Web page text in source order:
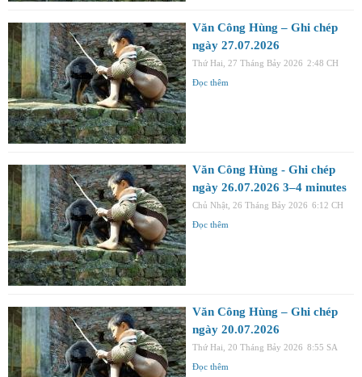
Văn Công Hùng – Ghi chép
ngày 27.07.2026
Thứ Hai, 27 Tháng Bảy 2026 2:48 CH
Đọc thêm
Văn Công Hùng - Ghi chép
ngày 26.07.2026 3–4 minutes
Chủ Nhật, 26 Tháng Bảy 2026 6:12 CH
Đọc thêm
Văn Công Hùng – Ghi chép
ngày 20.07.2026
Thứ Hai, 20 Tháng Bảy 2026 8:55 SA
Đọc thêm